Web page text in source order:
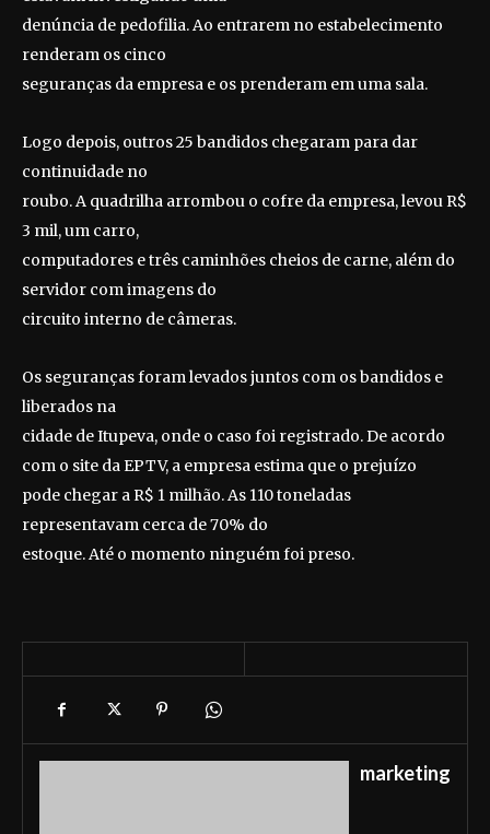
denúncia de pedofilia. Ao entrarem no estabelecimento
renderam os cinco
seguranças da empresa e os prenderam em uma sala.
Logo depois, outros 25 bandidos chegaram para dar
continuidade no
roubo. A quadrilha arrombou o cofre da empresa, levou R$
3 mil, um carro,
computadores e três caminhões cheios de carne, além do
servidor com imagens do
circuito interno de câmeras.
Os seguranças foram levados juntos com os bandidos e
liberados na
cidade de Itupeva, onde o caso foi registrado.De acordo
com o site da EPTV, a empresa estima que o prejuízo
pode chegar a R$ 1 milhão. As 110 toneladas
representavam cerca de 70% do
estoque. Até o momento ninguém foi preso.
marketing